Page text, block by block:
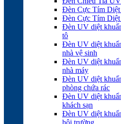
Đèn Cực Tím Diệt
Đèn Cực Tím Diệt
Đèn UV diệt
tô
Đèn UV diệt
nhà vệ sinh
Đèn UV diệt
nhà máy
Đèn UV diệt
phòng chứa rác
Đèn UV diệt
khách sạn
Đèn UV diệt
hội trường